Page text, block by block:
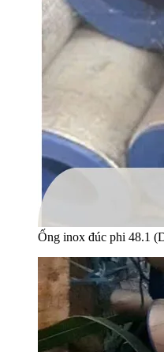
Ống inox đúc phi 48.1